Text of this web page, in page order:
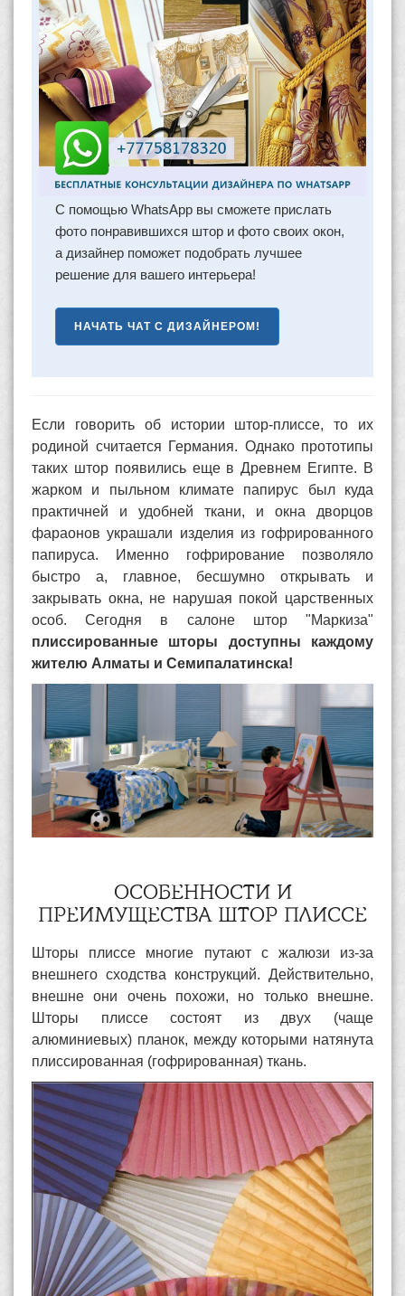
С помощью WhatsApp вы сможете прислать
фото понравившихся штор и фото своих окон,
а дизайнер поможет подобрать лучшее
решение для вашего интерьера!
НАЧАТЬ ЧАТ С ДИЗАЙНЕРОМ!
Если говорить об истории штор-плиссе, то их
родиной считается Германия. Однако прототипы
таких штор появились еще в Древнем Египте. В
жарком и пыльном климате папирус был куда
практичней и удобней ткани, и окна дворцов
фараонов украшали изделия из гофрированного
папируса. Именно гофрирование позволяло
быстро а, главное, бесшумно открывать и
закрывать окна, не нарушая покой царственных
особ. Сегодня в салоне штор "Маркиза"
плиссированные шторы доступны каждому
жителю Алматы и Семипалатинска!
ОСОБЕННОСТИ И
ПРЕИМУЩЕСТВА ШТОР ПЛИССЕ
Шторы плиссе многие путают с жалюзи из-за
внешнего сходства конструкций. Действительно,
внешне они очень похожи, но только внешне.
Шторы плиссе состоят из двух (чаще
алюминиевых) планок, между которыми натянута
плиссированная (гофрированная) ткань.